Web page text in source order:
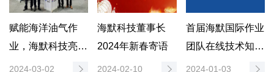
赋能海洋油气作
业，海默科技亮相
2024年亚洲国际
2024-03-02
海默科技董事长
2024年新春寄语
2024-02-10
首届海默国际作业
团队在线技术知识
竞赛圆满结束
2024-01-03